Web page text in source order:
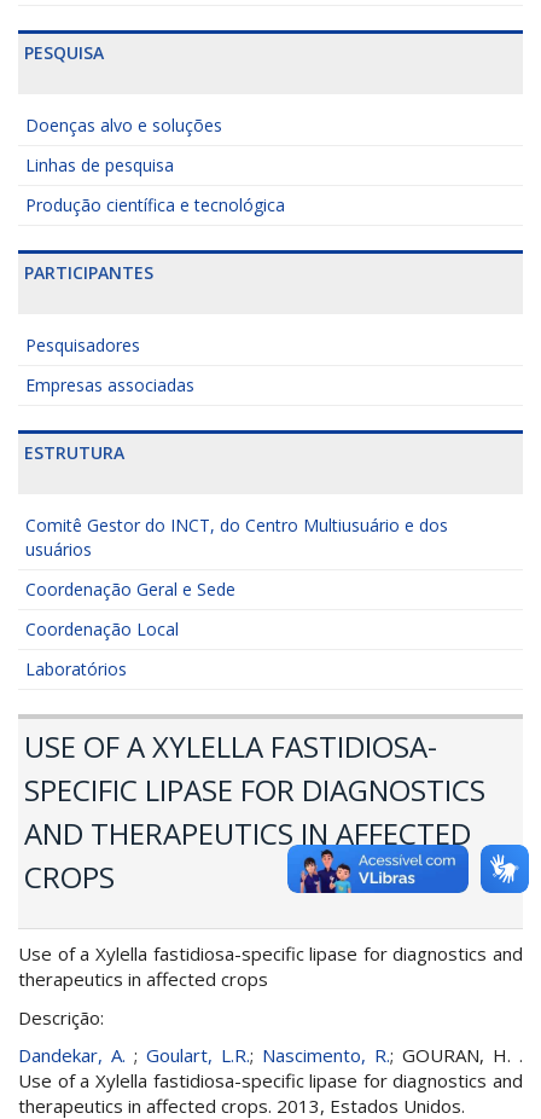
PESQUISA
Doenças alvo e soluções
Linhas de pesquisa
Produção científica e tecnológica
PARTICIPANTES
Pesquisadores
Empresas associadas
ESTRUTURA
Comitê Gestor do INCT, do Centro Multiusuário e dos
usuários
Coordenação Geral e Sede
Coordenação Local
Laboratórios
USE OF A XYLELLA FASTIDIOSA-
SPECIFIC LIPASE FOR DIAGNOSTICS
AND THERAPEUTICS IN AFFECTED
CROPS
Use of a Xylella fastidiosa-specific lipase for diagnostics and
therapeutics in affected crops
Descrição:
Dandekar, A. ; Goulart, L.R.; Nascimento, R.; GOURAN, H. .
Use of a Xylella fastidiosa-specific lipase for diagnostics and
therapeutics in affected crops. 2013, Estados Unidos.